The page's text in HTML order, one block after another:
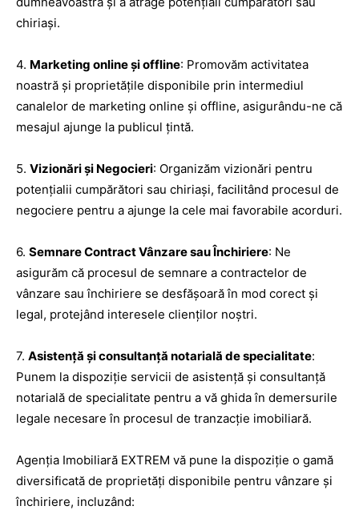
chiriași.
4. Marketing online și offline: Promovăm activitatea
noastră și proprietățile disponibile prin intermediul
canalelor de marketing online și offline, asigurându-ne că
mesajul ajunge la publicul țintă.
5. Vizionări și Negocieri: Organizăm vizionări pentru
potențialii cumpărători sau chiriași, facilitând procesul de
negociere pentru a ajunge la cele mai favorabile acorduri.
6. Semnare Contract Vânzare sau Închiriere: Ne
asigurăm că procesul de semnare a contractelor de
vânzare sau închiriere se desfășoară în mod corect și
legal, protejând interesele clienților noștri.
7. Asistență și consultanță notarială de specialitate:
Punem la dispoziție servicii de asistență și consultanță
notarială de specialitate pentru a vă ghida în demersurile
legale necesare în procesul de tranzacție imobiliară.
Agenția Imobiliară EXTREM vă pune la dispoziție o gamă
diversificată de proprietăți disponibile pentru vânzare și
închiriere, incluzând: